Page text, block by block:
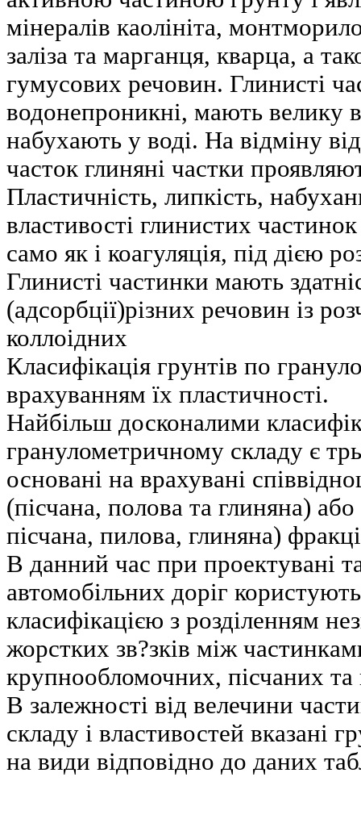
мінералів каолініта,
заліза та марганця, кварца, а
гумусових речовин. Глинисті
водонепроникні, мають велику
набухають у воді. На відміну
часток глиняні частки
Пластичність, липкість,
властивості глинистих
само як і коагуляція, під дією
Глинисті частинки мають
(адсорбції)різних речовин із
коллоідних
Класифікація грунтів по
врахуванням їх пластичності.
Найбільш досконалими
гранулометричному складу є
основані на врахувані
(пісчана, полова та глиняна)
пісчана, пилова, глиняна)
В данний час при проектувані
автомобільних доріг
класифікацією з розділенням
жорстких зв?зків між
крупнообломочних, пісчаних та
В залежності від велечини
складу і властивостей вказані
на види відповідно до даних